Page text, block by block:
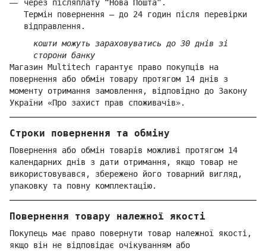
через післяплату “Нова Пошта”.
Термін повернення — до 24 годин після перевірки
відправлення.
кошти можуть зараховуватись до 30 днів зі
сторони банку
Магазин Multitech гарантує право покупців на
повернення або обмін товару протягом 14 днів з
моменту отримання замовлення, відповідно до Закону
України «Про захист прав споживачів».
Строки повернення та обміну
Повернення або обмін товарів можливі протягом 14
календарних днів з дати отримання, якщо товар не
використовувався, збережено його товарний вигляд,
упаковку та повну комплектацію.
Повернення товару належної якості
Покупець має право повернути товар належної якості,
якщо він не відповідає очікуванням або